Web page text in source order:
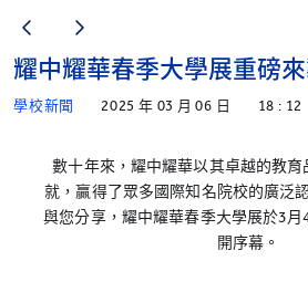
耀中耀華春季大學展重磅
學校新聞 2025 年 03 月 06 日 18 : 12
數十年來，耀中耀華以其卓越的教
就，贏得了眾多國際知名院校的廣泛
與您分享，耀中耀華春季大學展於3
開序幕。